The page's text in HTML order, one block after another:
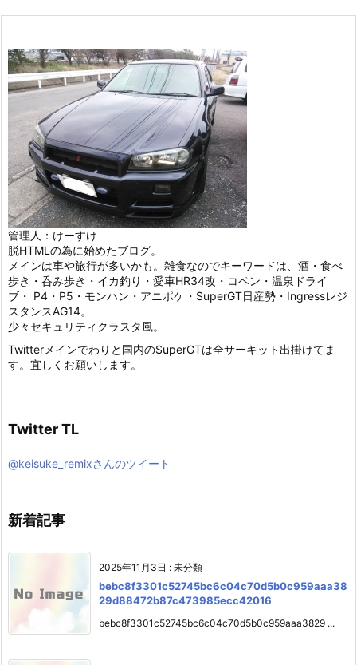
管理人：けーすけ
脱HTMLの為に始めたブログ。
メインは車や旅行が多いかも。雑食なのでキーワードは、酒・食べ
歩き・呑み歩き・イカ釣り・愛車HR34改・コペン・温泉ドライ
ブ・ P4・P5・モンハン・アニポケ・SuperGT日産勢・Ingressレジ
スタンスAG14。
少々セキュリティクラスタ風。
Twitterメインでわりと国内のSuperGTは全サーキット出掛けてま
す。宜しくお願いします。
Twitter TL
@keisuke_remixさんのツイート
新着記事
2025年11月3日 : 未分類
bebc8f3301c52745bc6c04c70d5b0c959aaa38
29d88472b87c473985ecc42016
bebc8f3301c52745bc6c04c70d5b0c959aaa3829 ...